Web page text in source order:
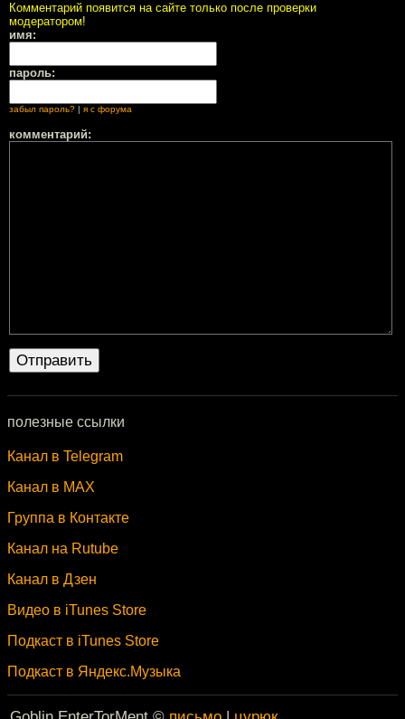
Комментарий появится на сайте только после проверки
модератором!
имя:
пароль:
забыл пароль? я с форума
комментарий:
полезные ссылки
Канал в Telegram
Канал в MAX
Группа в Контакте
Канал на Rutube
Канал в Дзен
Видео в iTunes Store
Подкаст в iTunes Store
Подкаст в Яндекс.Музыка